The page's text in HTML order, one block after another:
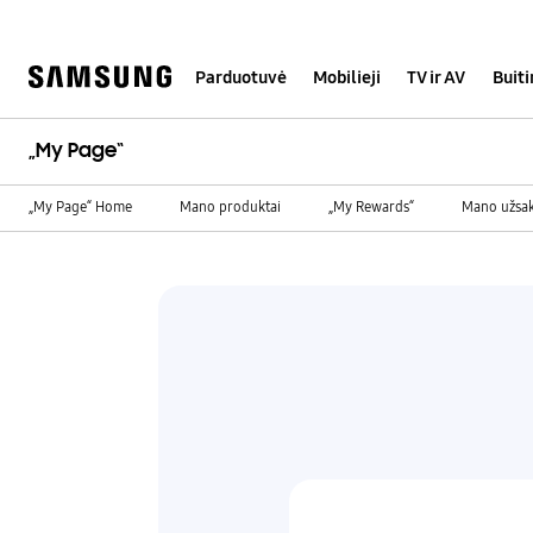
Parduotuvė Mobilieji TV ir AV
„My Page“
„My Page“ Home Mano produktai „My Rewards“ Mano